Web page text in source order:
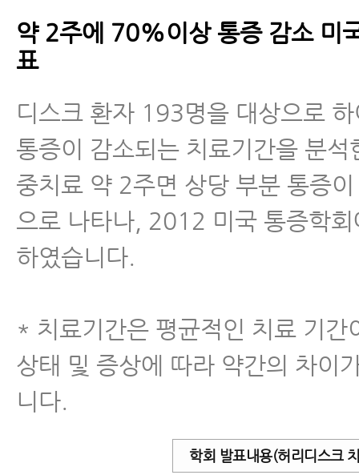
약 2주에 70%이상 통증 감소 미
표
디스크 환자 193명을 대상으로
통증이 감소되는 치료기간을 분석
중치료 약 2주면 상당 부분 통증
으로 나타나, 2012 미국 통증학
하였습니다.
* 치료기간은 평균적인 치료 기간
상태 및 증상에 따라 약간의 차이
니다.
학회 발표내용(허리디스크